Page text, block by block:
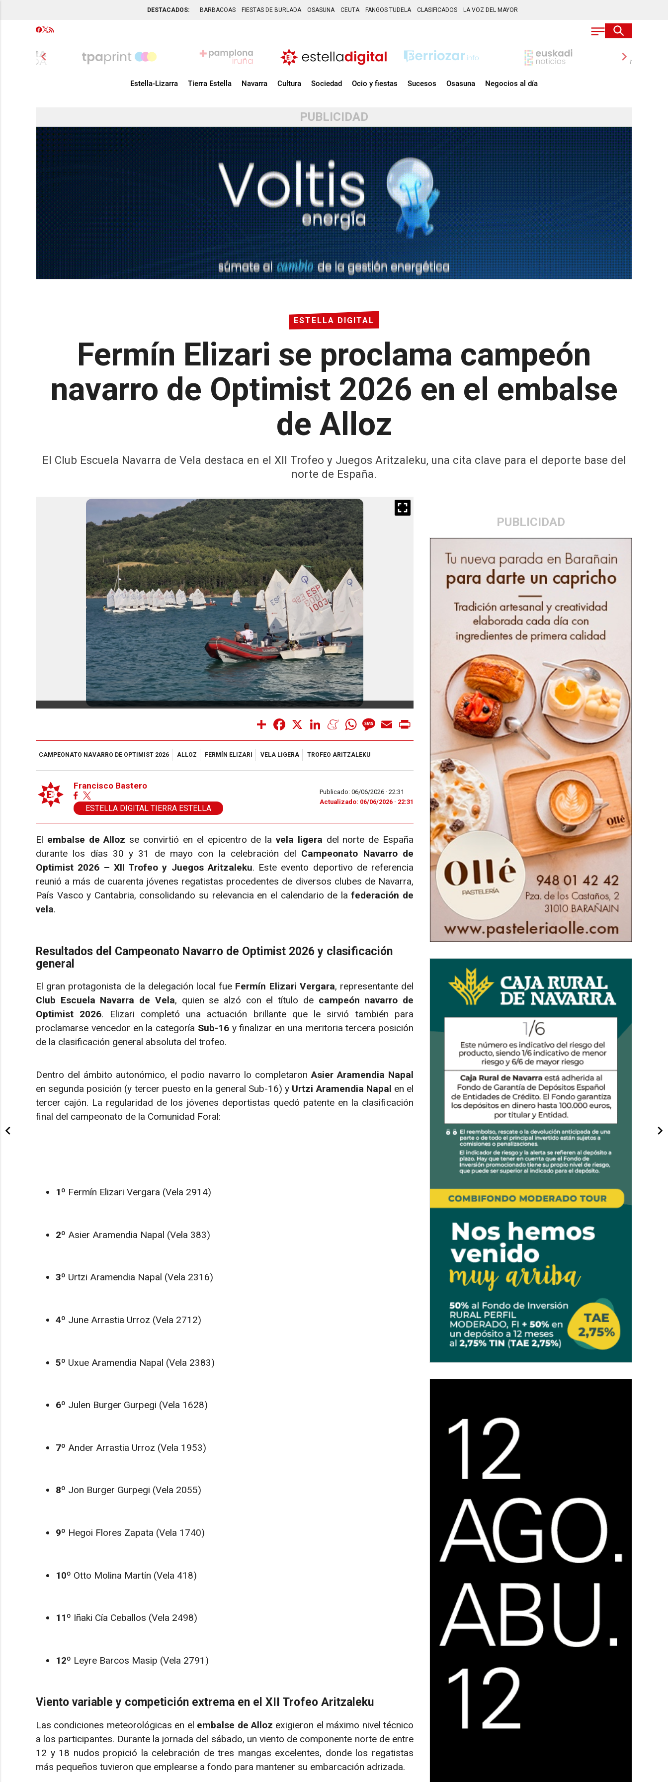
DESTACADOS: BARBACOAS FIESTAS DE BURLADA OSASUNA CEUTA FANGOS TUDELA CLASIFICADOS LA VOZ DEL MAYOR
chevron_left chevron_right
Estella-Lizarra Tierra Estella Navarra Cultura Sociedad Ocio y fiestas Sucesos Osasuna Negocios al día
PUBLICIDAD
ESTELLA DIGITAL
Fermín Elizari se proclama campeón
navarro de Optimist 2026 en el embalse
de Alloz
El Club Escuela Navarra de Vela destaca en el XII Trofeo y Juegos Aritzaleku, una cita clave para el deporte base del
norte de España.
PUBLICIDAD
Share Facebook LinkedInMeneameWhatsAppMessage
Email
CAMPEONATO NAVARRO DE OPTIMIST 2026 ALLOZ FERMÍN ELIZARI VELA LIGERA TROFEO ARITZALEKU
Francisco Bastero
ESTELLA DIGITAL TIERRA ESTELLA
Publicado: 06/06/2026 · 22:31
Actualizado: 06/06/2026 · 22:31
El embalse de Alloz se convirtió en el epicentro de lavela ligera del norte de España
durante los días 30 y 31 de mayo con la celebración del Campeonato Navarro de
Optimist 2026 – XII Trofeo y Juegos Aritzaleku. Este evento deportivo de referencia
reunió a más de cuarenta jóvenes regatistas procedentes de diversos clubes de Navarra,
País Vasco y Cantabria, consolidando su relevancia en el calendario de lafederación de
vela.
Resultados del Campeonato Navarro de Optimist 2026 y clasificación
general
El gran protagonista de la delegación local fue Fermín Elizari Vergara, representante del
Club Escuela Navarra de Vela, quien se alzó con el título de campeón navarro de
Optimist 2026. Elizari completó una actuación brillante que le sirvió también para
proclamarse vencedor en la categoría Sub-16y finalizar en una meritoria tercera posición
de la clasificación general absoluta del trofeo.
Dentro del ámbito autonómico, el podio navarro lo completaronAsier Aramendia Napal
en segunda posición (y tercer puesto en la general Sub-16) y Urtzi Aramendia Napal en el
tercer cajón. La regularidad de los jóvenes deportistas quedó patente en la clasificación
final del campeonato de la Comunidad Foral:
1º Fermín Elizari Vergara (Vela 2914)
2º Asier Aramendia Napal (Vela 383)
3º Urtzi Aramendia Napal (Vela 2316)
4º June Arrastia Urroz (Vela 2712)
5º Uxue Aramendia Napal (Vela 2383)
6º Julen Burger Gurpegi (Vela 1628)
7º Ander Arrastia Urroz (Vela 1953)
8º Jon Burger Gurpegi (Vela 2055)
9º Hegoi Flores Zapata (Vela 1740)
10º Otto Molina Martín (Vela 418)
11º Iñaki Cía Ceballos (Vela 2498)
12º Leyre Barcos Masip (Vela 2791)
Viento variable y competición extrema en el XII Trofeo Aritzaleku
Las condiciones meteorológicas en el embalse de Alloz exigieron el máximo nivel técnico
a los participantes. Durante la jornada del sábado, un viento de componente norte de entre
12 y 18 nudos propició la celebración de tres mangas excelentes, donde los regatistas
más pequeños tuvieron que emplearse a fondo para mantener su embarcación adrizada.